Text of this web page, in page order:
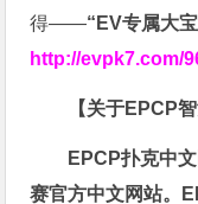
得——“EV专属大
http://evpk7.com/
【关于EPCP
EPCP扑克中
赛官方中文网站。